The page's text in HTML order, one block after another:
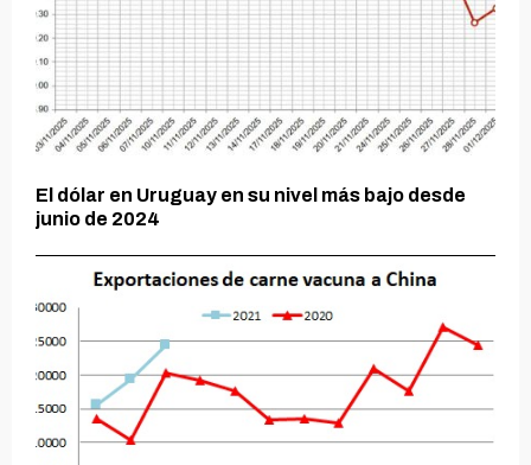
El dólar en Uruguay en su nivel más bajo desde
junio de 2024